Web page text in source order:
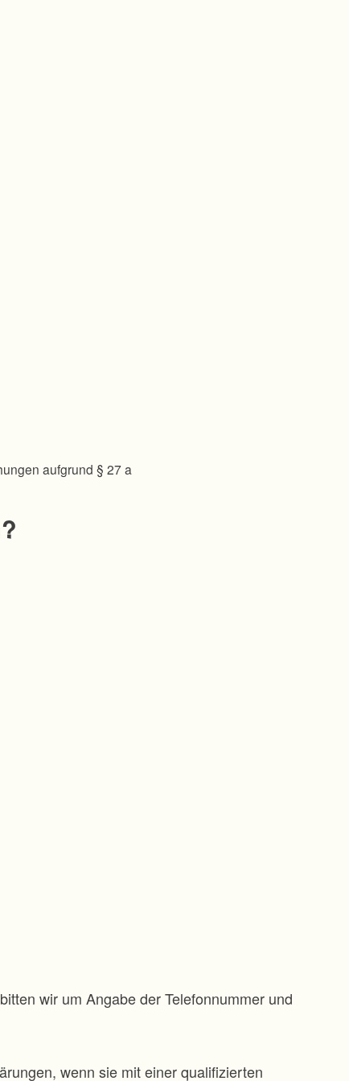
aufgrund § 27 a
wir um Angabe der Telefonnummer und
wenn sie mit einer qualifizierten